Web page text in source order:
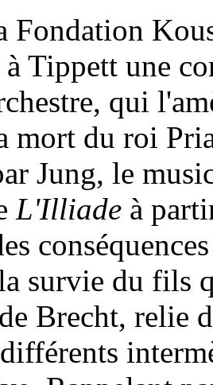
Fondation
à Tippett une
qui
mort du roi
Jung, le
L'Illiade à
survie du fils
Brecht, relie